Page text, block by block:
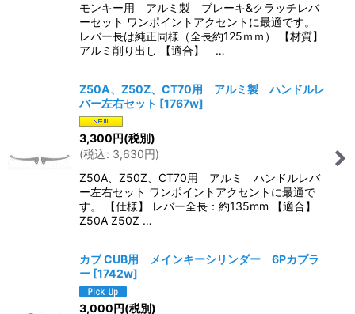
モンキー用 アルミ製 ブレーキ&クラッチレバ
ーセット ワンポイントアクセントに最適です。
レバー長は純正同様（全長約125ｍｍ） 【材質】
アルミ削り出し 【適合】 …
Z50A、Z50Z、CT70用 アルミ製 ハンドルレ
バー左右セット [1767w]
3,300円(税別)
(税込: 3,630円)
Z50A、Z50Z、CT70用 アルミ ハンドルレバ
ー左右セット ワンポイントアクセントに最適で
す。 【仕様】 レバー全長：約135mm 【適合】
Z50A Z50Z …
カブ CUB用 メインキーシリンダー 6Pカプラ
ー [1742w]
3,000円(税別)